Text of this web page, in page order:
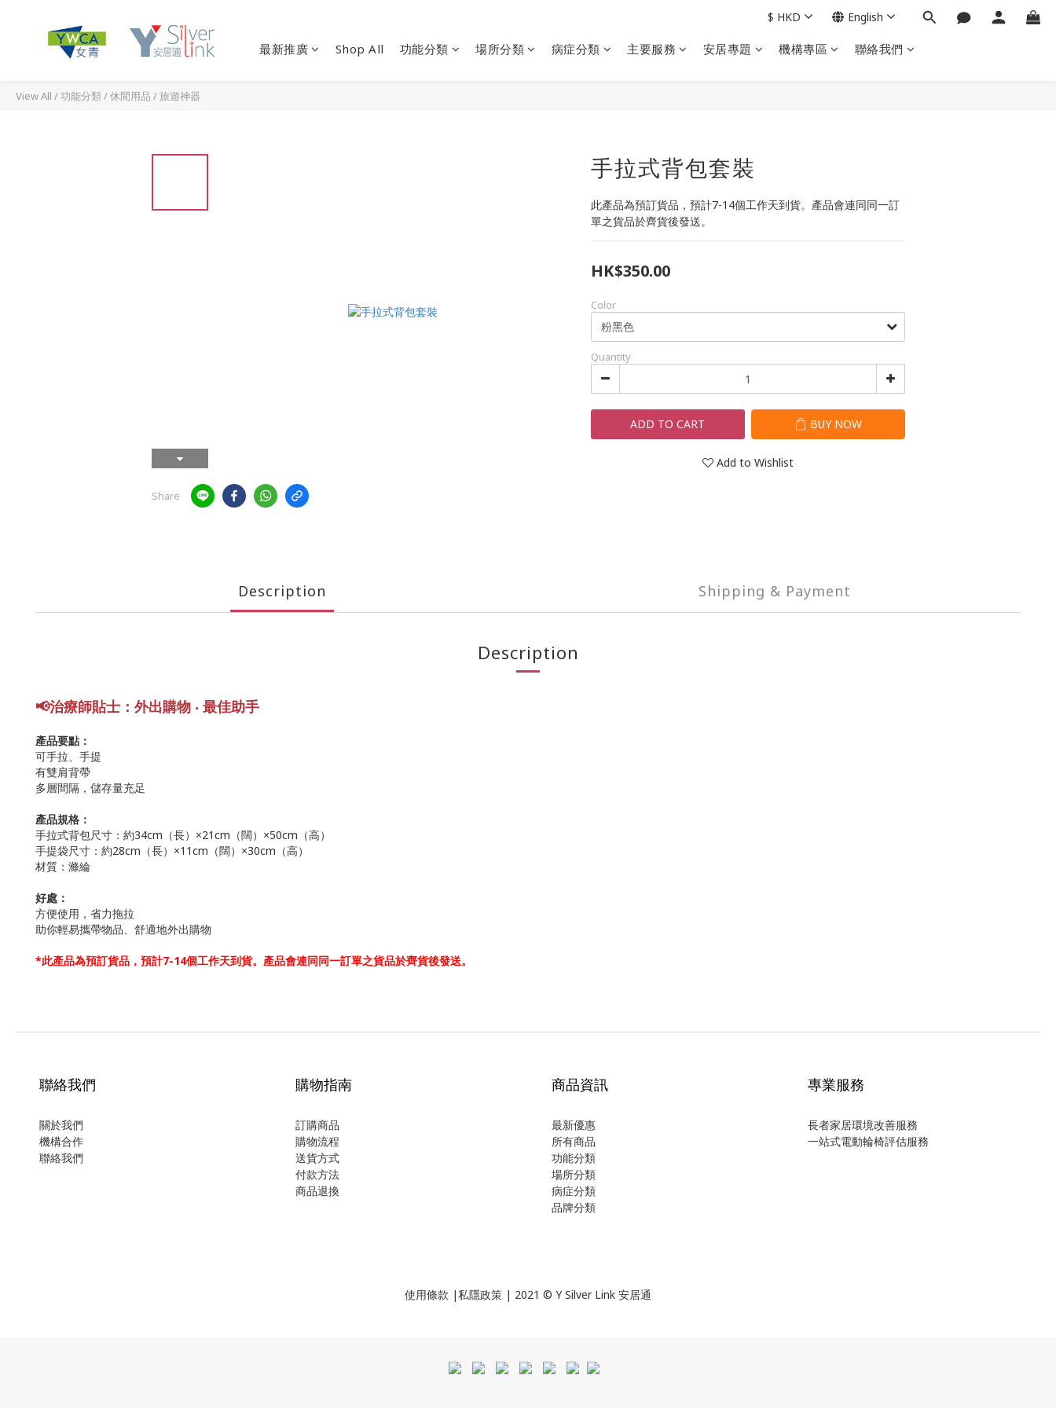
最新推廣 Shop All 功能分類 場所分類 病症分類 主要服務 安居專題 機構專區 聯絡我們
$ HKD English
View All /功能分類/休閒用品 /旅遊神器
Share
手拉式背包套裝
此產品為預訂貨品，預計7-14個工作天到貨。產品會連同同一訂
單之貨品於齊貨後發送。
HK$350.00
Color
Quantity
ADD TO CART BUY NOW
Add to Wishlist
Description Shipping & Payment
Description
📢治療師貼士： 外出購物 ‧ 最佳助手
產品要點：
可手拉、手提
有雙肩背帶
多層間隔，儲存量充足
產品規格：
手拉式背包尺寸：約34cm（長）×21cm（闊）×50cm（高）
手提袋尺寸：約28cm（長）×11cm（闊）×30cm（高）
材質：滌綸
好處：
方便使用，省力拖拉
助你輕易攜帶物品、舒適地外出購物
*此產品為預訂貨品，預計7-14個工作天到貨。產品會連同同一訂單之貨品於齊貨後發送。
聯絡我們
關於我們
機構合作
聯絡我們
購物指南
訂購商品
購物流程
送貨方式
付款方法
商品退換
商品資訊
最新優惠
所有商品
功能分類
場所分類
病症分類
品牌分類
專業服務
長者家居環境改善服務
一站式電動輪椅評估服務
使用條款 |私隱政策 | 2021 © Y Silver Link 安居通